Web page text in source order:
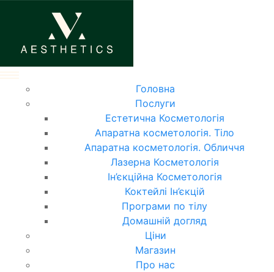
Головна
Послуги
Естетична Косметологія
Апаратна косметологія. Тіло
Апаратна косметологія. Обличчя
Лазерна Косметологія
Ін’єкційна Косметологія
Коктейлі Ін’єкцій
Програми по тілу
Домашній догляд
Ціни
Магазин
Про нас